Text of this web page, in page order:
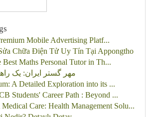
Mobile Advertising Platf...
Chữa Điện Tử Uy Tín Tại Appongtho
Best Maths Personal Tutor in Th...
مهر گستر ایران: یک
A Detailed Exploration into its ...
Students' Career Path : Beyond ...
Care: Health Management Solu...